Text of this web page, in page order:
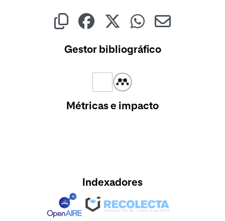
Gestor bibliográfico
Métricas e impacto
Indexadores